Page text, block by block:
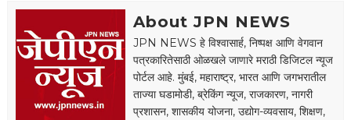
About JPN NEWS
JPN NEWS हे विश्वासार्ह, निष्पक्ष आणि वेगवान
पत्रकारितेसाठी ओळखले जाणारे मराठी डिजिटल न्यूज
पोर्टल आहे. मुंबई, महाराष्ट्र, भारत आणि जगभरातील
ताज्या घडामोडी, ब्रेकिंग न्यूज, राजकारण, नागरी
प्रशासन, शासकीय योजना, उद्योग-व्यवसाय, शिक्षण,